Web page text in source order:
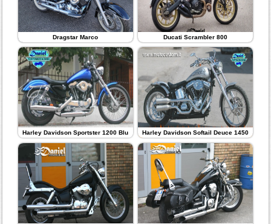
Dragstar Marco Ducati Scrambler 800
Harley Davidson Sportster 1200 Blu Harley Davidson Softail Deuce 1450